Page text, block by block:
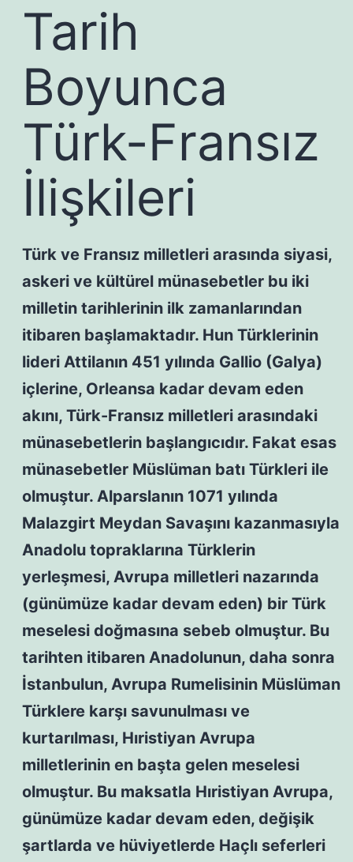
Tarih
Boyunca
Türk-Fransız
İlişkileri
Türk ve Fransız milletleri arasında siyasi,
askeri ve kültürel münasebetler bu iki
milletin tarihlerinin ilk zamanlarından
itibaren başlamaktadır. Hun Türklerinin
lideri Attilanın 451 yılında Gallio (Galya)
içlerine, Orleansa kadar devam eden
akını, Türk-Fransız milletleri arasındaki
münasebetlerin başlangıcıdır. Fakat esas
münasebetler Müslüman batı Türkleri ile
olmuştur. Alparslanın 1071 yılında
Malazgirt Meydan Savaşını kazanmasıyla
Anadolu topraklarına Türklerin
yerleşmesi, Avrupa milletleri nazarında
(günümüze kadar devam eden) bir Türk
meselesi doğmasına sebeb olmuştur. Bu
tarihten itibaren Anadolunun, daha sonra
İstanbulun, Avrupa Rumelisinin Müslüman
Türklere karşı savunulması ve
kurtarılması, Hıristiyan Avrupa
milletlerinin en başta gelen meselesi
olmuştur. Bu maksatla Hıristiyan Avrupa,
günümüze kadar devam eden, değişik
şartlarda ve hüviyetlerde Haçlı seferleri